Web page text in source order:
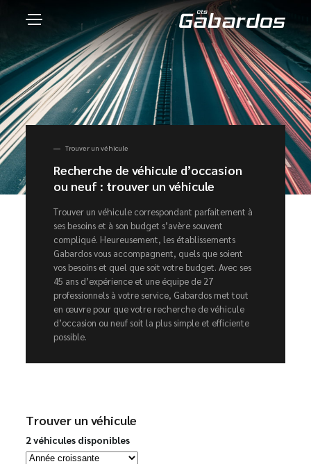
Trouver un véhicule
Recherche de véhicule d’occasion
ou neuf : trouver un véhicule
Trouver un véhicule correspondant parfaitement à
ses besoins et à son budget s’avère souvent
compliqué. Heureusement, les établissements
Gabardos vous accompagnent, quels que soient
vos besoins et quel que soit votre budget. Avec ses
45 ans d’expérience et une équipe de 27
professionnels à votre service, Gabardos met tout
en œuvre pour que votre recherche de véhicule
d’occasion ou neuf soit la plus simple et efficiente
possible.
Trouver un véhicule
2 véhicules disponibles